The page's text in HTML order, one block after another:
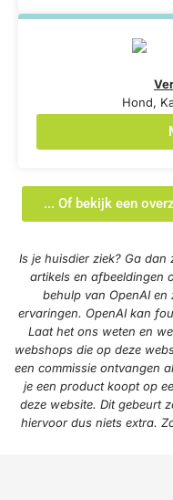
Hond,
... Of bekijk een
Is je huisdier ziek? Ga dan
artikels en afbeeldingen
behulp van OpenAI
ervaringen. OpenAI kan
Laat het ons weten en
webshops die op deze
een commissie ontvangen
je een product koopt op
deze website. Dit gebeurt
hiervoor dus niets extra.